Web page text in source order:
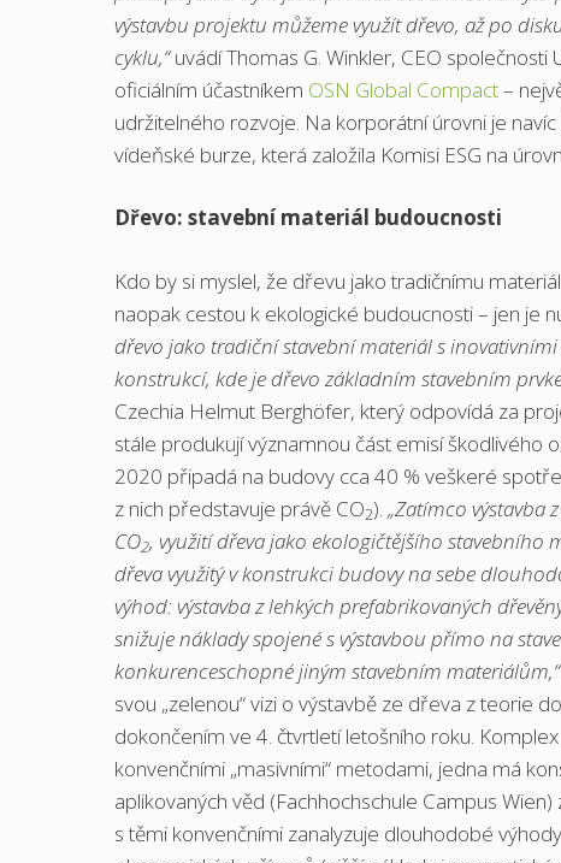
výstavbu projektu můžeme využít dřevo, až po
cyklu,“uvádí Thomas G. Winkler, CEO
oficiálním účastníkem OSN Global Compact–
udržitelného rozvoje. Na korporátní úrovni je
vídeňské burze, která založila Komisi ESG na
Dřevo: stavební materiál budoucnosti
Kdo by si myslel, že dřevu jako tradičnímu
naopak cestou k ekologické budoucnosti – jen je
dřevo jako tradiční stavební materiál s
konstrukcí, kde je dřevo základním stavebním
Czechia Helmut Berghöfer, který odpovídá za
stále produkují významnou část emisí škodlivého
2020 připadá na budovy cca 40 % veškeré
z nich představuje právě CO2). „Zatímco výstavba
CO2, využití dřeva jako ekologičtějšího stavebního
dřeva využitý v konstrukci budovy na sebe
výhod: výstavba z lehkých prefabrikovaných
snižuje náklady spojené s výstavbou přímo na
konkurenceschopné jiným stavebním materiálům,“
svou „zelenou“ vizi o výstavbě ze dřeva z teorie
dokončením ve 4. čtvrtletí letošního roku.
konvenčními „masivními“ metodami, jedna má
aplikovaných věd (Fachhochschule Campus
s těmi konvenčními zanalyzuje dlouhodobé